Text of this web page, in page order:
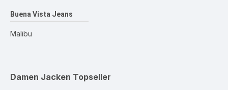
Buena Vista Jeans
Malibu
Damen Jacken Topseller